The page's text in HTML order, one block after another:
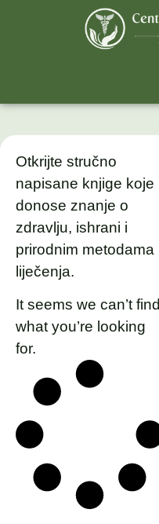
Otkrijte stručno
napisane knjige koje
donose znanje o
zdravlju, ishrani i
prirodnim metodama
liječenja.
It seems we can’t find
what you’re looking
for.